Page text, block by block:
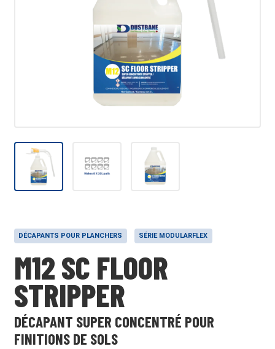
DÉCAPANTS POUR PLANCHERS SÉRIE MODULARFLEX
M12 SC FLOOR
STRIPPER
DÉCAPANT SUPER CONCENTRÉ POUR
FINITIONS DE SOLS